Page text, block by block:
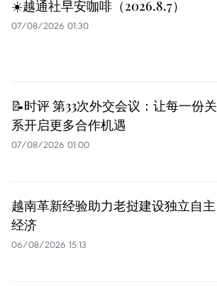
☀️越通社早安咖啡（2026.8.7）
07/08/2026 01:30
📝时评 第33次外交会议：让每一份关
系开启更多合作机遇
07/08/2026 01:00
越南革新经验助力老挝建设独立自主
经济
06/08/2026 15:13